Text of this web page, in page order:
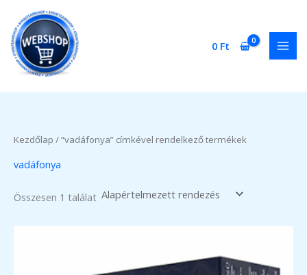
content
0 Ft
Kezdőlap / “vadáfonya” címkével rendelkező termékek
vadáfonya
Összesen 1 találat